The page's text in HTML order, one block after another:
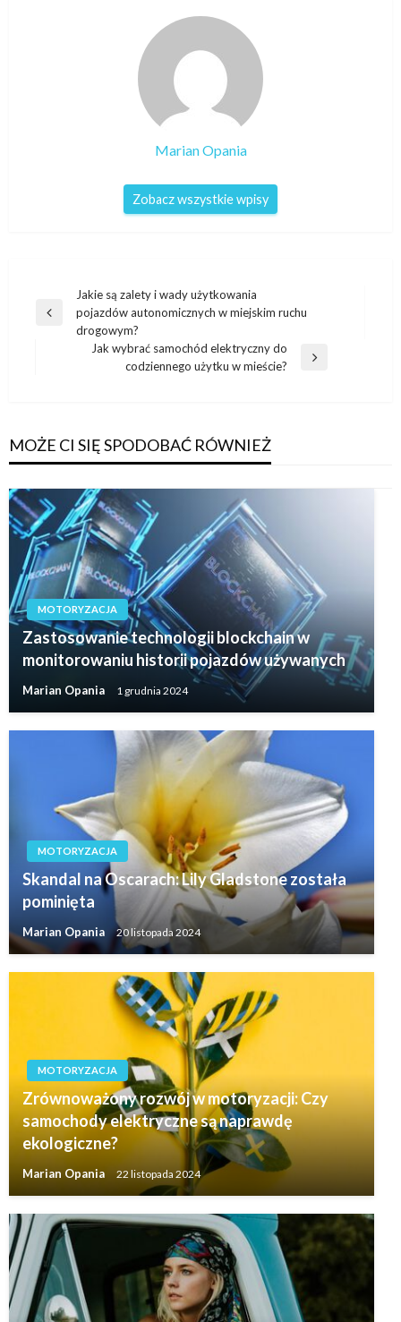
Marian Opania
Zobacz wszystkie wpisy
Nawigacja
wpisu
Poprzedni
Jakie są zalety i wady użytkowania
pojazdów autonomicznych w miejskim ruchu
drogowym?
Jak wybrać samochód elektryczny do
codziennego użytku w mieście?
MOŻE CI SIĘ SPODOBAĆ RÓWNIEŻ
MOTORYZACJA
Zastosowanie technologii blockchain w
monitorowaniu historii pojazdów używanych
Marian Opania 1 grudnia 2024
MOTORYZACJA
Skandal na Oscarach: Lily Gladstone została
pominięta
Marian Opania 20 listopada 2024
MOTORYZACJA
Zrównoważony rozwój w motoryzacji: Czy
samochody elektryczne są naprawdę
ekologiczne?
Marian Opania 22 listopada 2024